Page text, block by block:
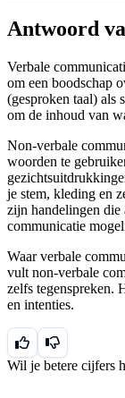
Antwoord
Verbale
om een boodschap
(gesproken taal) als
om de inhoud van
Non-verbale
woorden te
je stem, kleding en
zijn handelingen die
communicatie
Waar verbale
vult non-verbale
zelfs tegenspreken.
en intenties.
Wil je betere cijfers